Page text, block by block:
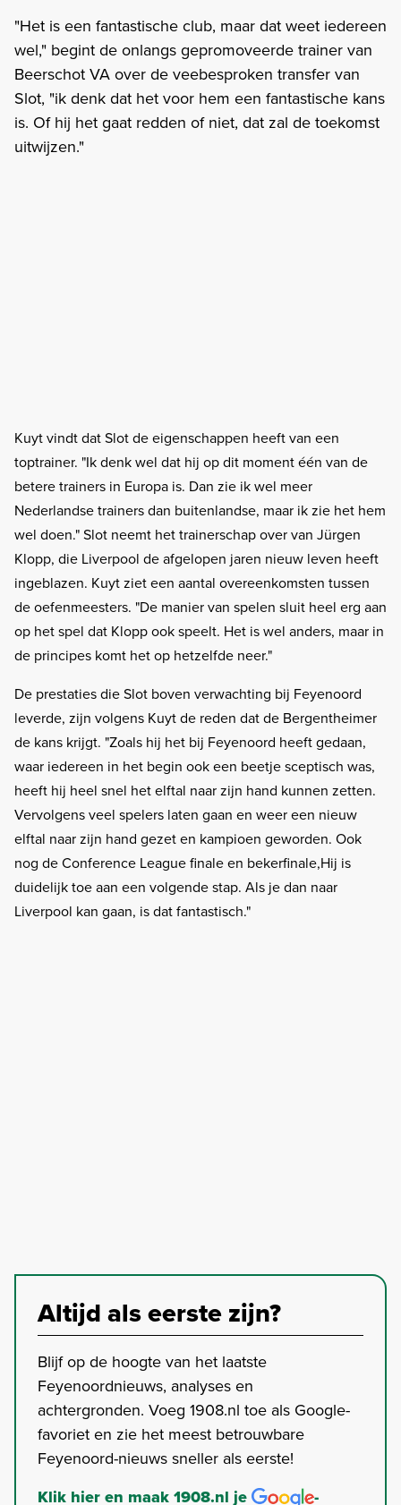
"Het is een fantastische club, maar dat weet iedereen
wel," begint de onlangs gepromoveerde trainer van
Beerschot VA over de veebesproken transfer van
Slot, "ik denk dat het voor hem een fantastische kans
is. Of hij het gaat redden of niet, dat zal de toekomst
uitwijzen."
Kuyt vindt dat Slot de eigenschappen heeft van een
toptrainer. "Ik denk wel dat hij op dit moment één van de
betere trainers in Europa is. Dan zie ik wel meer
Nederlandse trainers dan buitenlandse, maar ik zie het hem
wel doen." Slot neemt het trainerschap over van Jürgen
Klopp, die Liverpool de afgelopen jaren nieuw leven heeft
ingeblazen. Kuyt ziet een aantal overeenkomsten tussen
de oefenmeesters. "De manier van spelen sluit heel erg aan
op het spel dat Klopp ook speelt. Het is wel anders, maar in
de principes komt het op hetzelfde neer."
De prestaties die Slot boven verwachting bij Feyenoord
leverde, zijn volgens Kuyt de reden dat de Bergentheimer
de kans krijgt. "Zoals hij het bij Feyenoord heeft gedaan,
waar iedereen in het begin ook een beetje sceptisch was,
heeft hij heel snel het elftal naar zijn hand kunnen zetten.
Vervolgens veel spelers laten gaan en weer een nieuw
elftal naar zijn hand gezet en kampioen geworden. Ook
nog de Conference League finale en bekerfinale,Hij is
duidelijk toe aan een volgende stap. Als je dan naar
Liverpool kan gaan, is dat fantastisch."
Altijd als eerste zijn?
Blijf op de hoogte van het laatste
Feyenoordnieuws, analyses en
achtergronden. Voeg 1908.nl toe als Google-
favoriet en zie het meest betrouwbare
Feyenoord-nieuws sneller als eerste!
Klik hier en maak 1908.nl je
-